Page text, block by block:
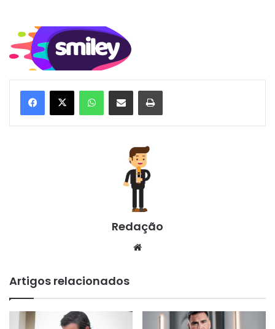
WhatsApp
Compartilhar via e-mail Imprimir
Redação
Artigos relacionados